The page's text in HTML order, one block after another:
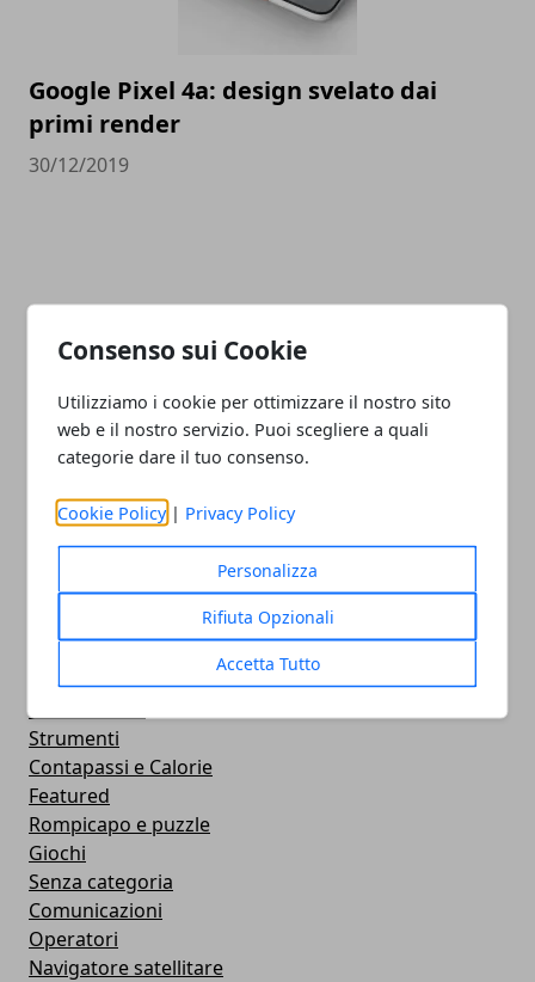
Consenso sui Cookie
Utilizziamo i cookie per ottimizzare il nostro sito
web e il nostro servizio. Puoi scegliere a quali
categorie dare il tuo consenso.
Cookie Policy | Privacy Policy
Personalizza
Rifiuta Opzionali
Accetta Tutto
Google Pixel 4a: design svelato dai
primi render
30/12/2019
Lavoro
Istruzione
News
Notizie
Approfondimenti
Confronto
Cellulari e Smartphone
Immagini e GIF Buongiorno per Whatsapp
Smart Watch
Strumenti
Contapassi e Calorie
Featured
Rompicapo e puzzle
Giochi
Senza categoria
Comunicazioni
Operatori
Navigatore satellitare